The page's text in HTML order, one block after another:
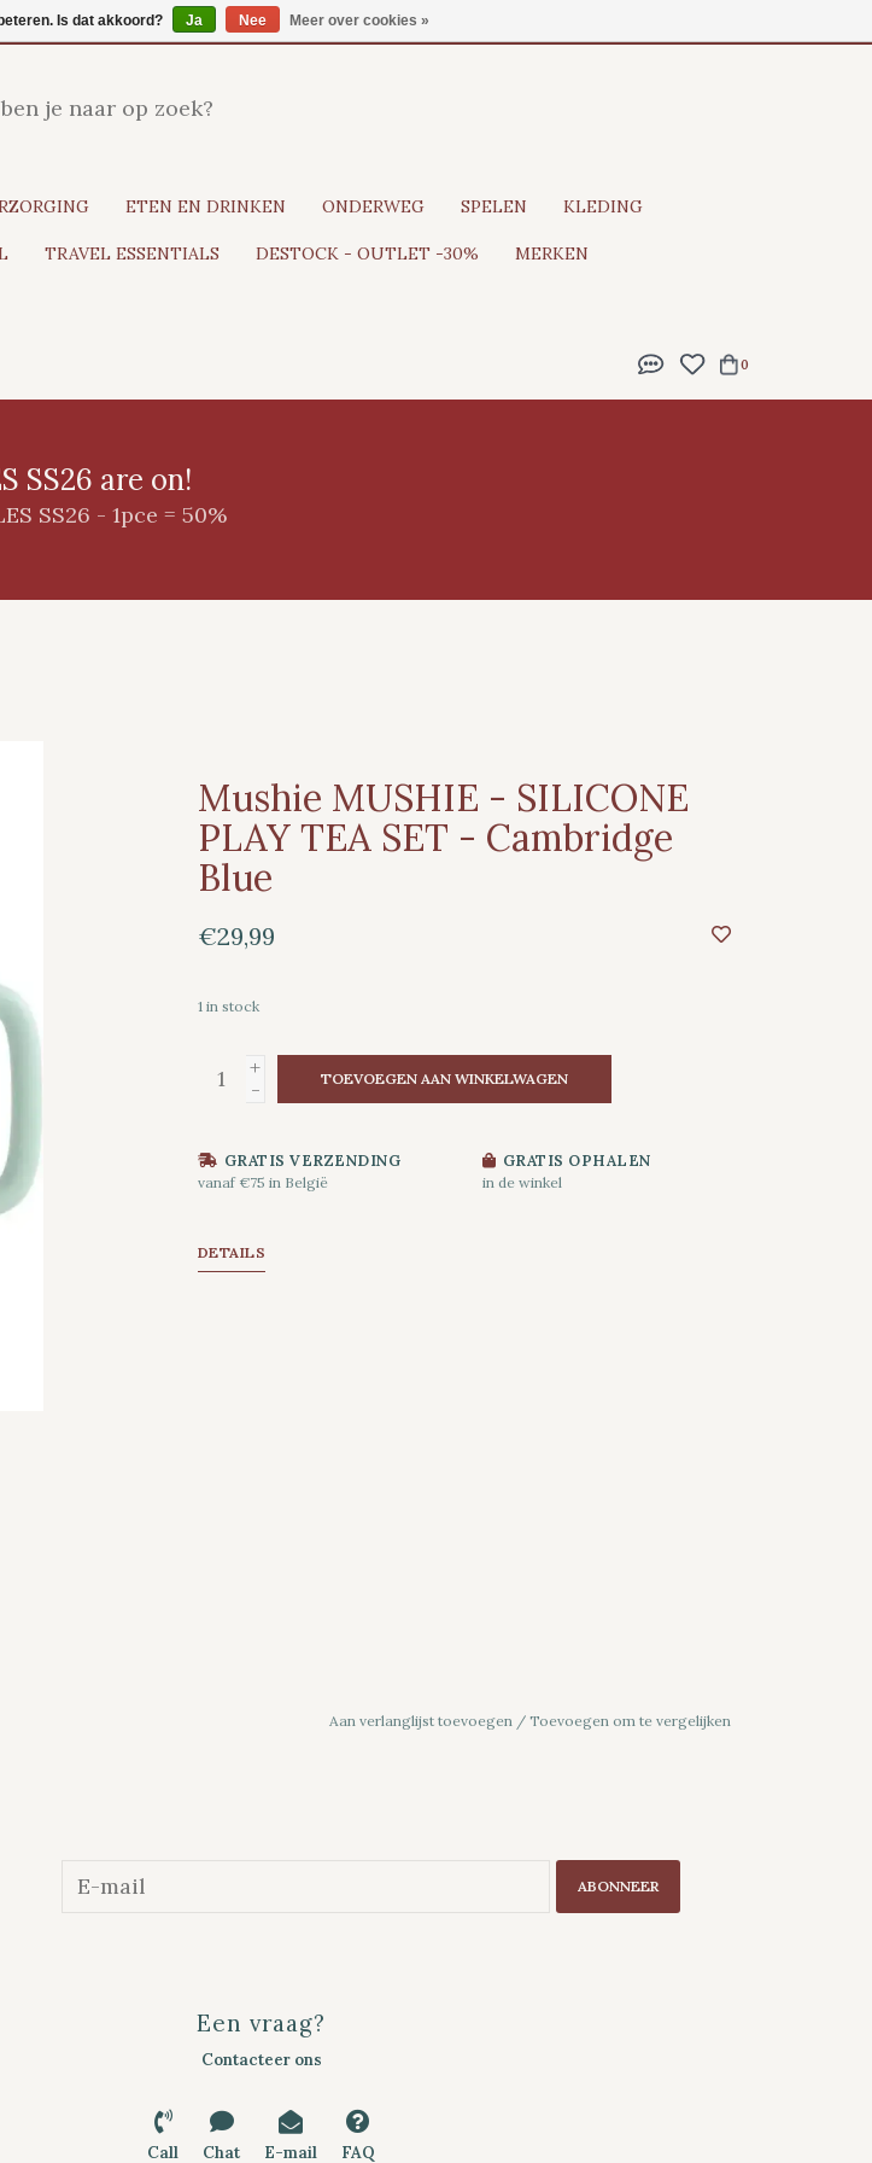
ETEN EN DRINKEN ONDERWEG SPELEN KLEDING
TRAVEL ESSENTIALS DESTOCK - OUTLET -30% MERKEN
0
SS26 are on!
SS26 - 1pce = 50%
Mushie MUSHIE - SILICONE
PLAY TEA SET - Cambridge
Blue
€29,99
1 in stock
+
- TOEVOEGEN AAN WINKELWAGEN
GRATIS VERZENDING
vanaf €75 in België
GRATIS OPHALEN
in de winkel
DETAILS
Aan verlanglijst toevoegen / Toevoegen om te vergelijken
ABONNEER
Een vraag?
Contacteer ons
Call Chat E-mail FAQ
Is dat akkoord? Ja Nee Meer over cookies »